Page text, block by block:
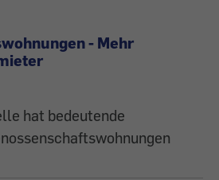
- Mehr
hat bedeutende